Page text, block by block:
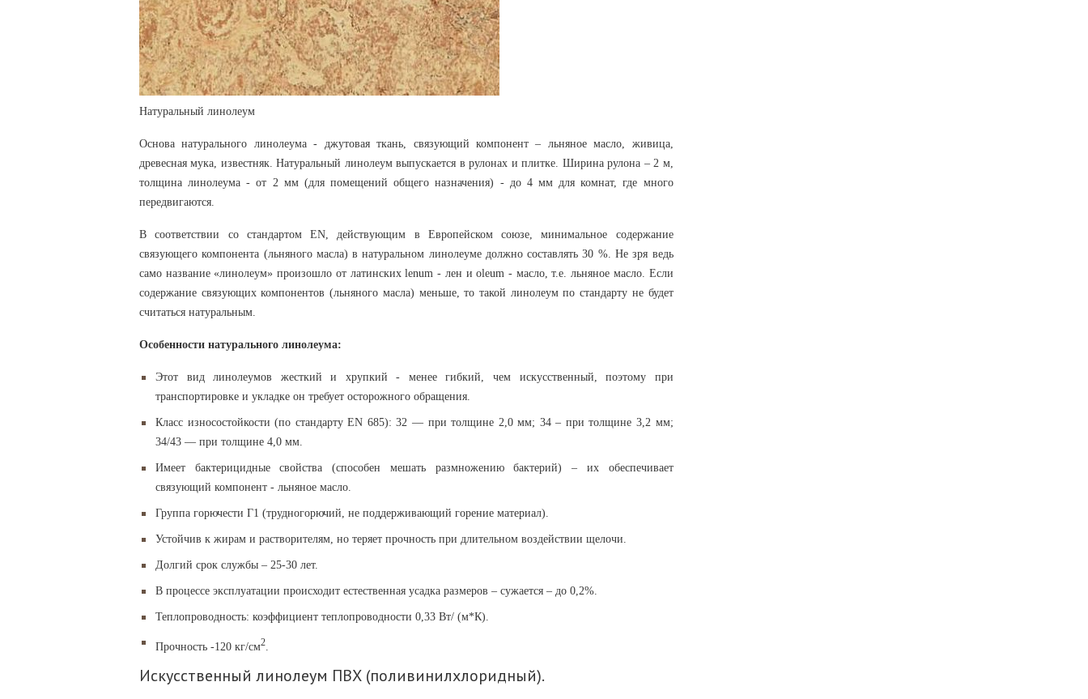
Натуральный линолеум
Основа натурального линолеума - джутовая ткань, связующий компонент – льняное масло, живица,
древесная мука, известняк. Натуральный линолеум выпускается в рулонах и плитке. Ширина рулона – 2 м,
толщина линолеума - от 2 мм (для помещений общего назначения) - до 4 мм для комнат, где много
передвигаются.
В соответствии со стандартом ЕN, действующим в Европейском союзе, минимальное содержание
связующего компонента (льняного масла) в натуральном линолеуме должно составлять 30 %. Не зря ведь
само название «линолеум» произошло от латинских lenum - лен и oleum - масло, т.е. льняное масло. Если
содержание связующих компонентов (льняного масла) меньше, то такой линолеум по стандарту не будет
считаться натуральным.
Особенности натурального линолеума:
Этот вид линолеумов жесткий и хрупкий - менее гибкий, чем искусственный, поэтому при
транспортировке и укладке он требует осторожного обращения.
Класс износостойкости (по стандарту EN 685): 32 — при толщине 2,0 мм; 34 – при толщине 3,2 мм;
34/43 — при толщине 4,0 мм.
Имеет бактерицидные свойства (способен мешать размножению бактерий) – их обеспечивает
связующий компонент - льняное масло.
Группа горючести Г1 (трудногорючий, не поддерживающий горение материал).
Устойчив к жирам и растворителям, но теряет прочность при длительном воздействии щелочи.
Долгий срок службы – 25-30 лет.
В процессе эксплуатации происходит естественная усадка размеров – сужается – до 0,2%.
Теплопроводность: коэффициент теплопроводности 0,33 Вт/ (м*К).
Прочность -120 кг/см2
Искусственный линолеум ПВХ (поливинилхлоридный).